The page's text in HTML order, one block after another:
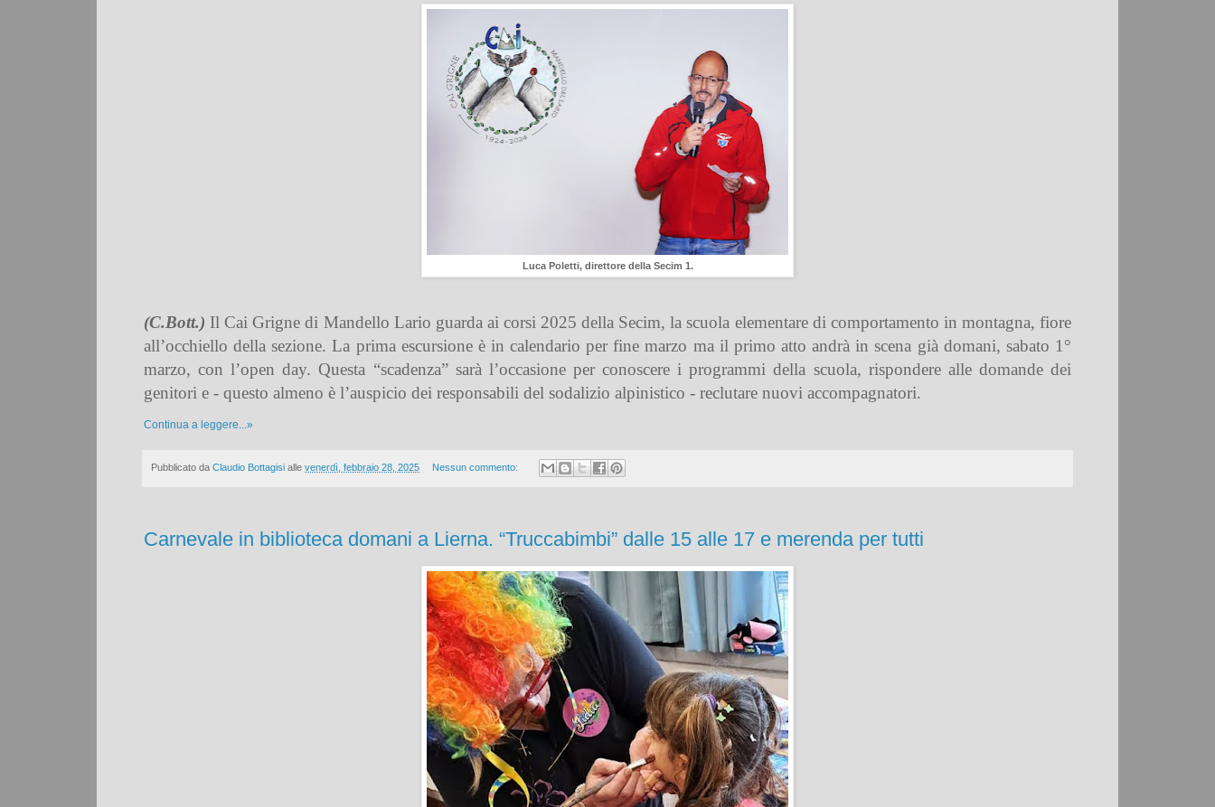
Luca Poletti, direttore della Secim 1.
(C.Bott.) Il Cai Grigne di Mandello Lario guarda ai corsi 2025 della Secim, la scuola elementare di comportamento in montagna, fiore
all’occhiello della sezione. La prima escursione è in calendario per fine marzo ma il primo atto andrà in scena già domani, sabato 1°
marzo, con l’open day. Questa “scadenza” sarà l’occasione per conoscere i programmi della scuola, rispondere alle domande dei
genitori e - questo almeno è l’auspicio dei responsabili del sodalizio alpinistico - reclutare nuovi accompagnatori.
Continua a leggere...»
Pubblicato da Claudio Bottagisi alle venerdì, febbraio 28, 2025 Nessun commento:
Carnevale in biblioteca domani a Lierna. “Truccabimbi” dalle 15 alle 17 e merenda per tutti